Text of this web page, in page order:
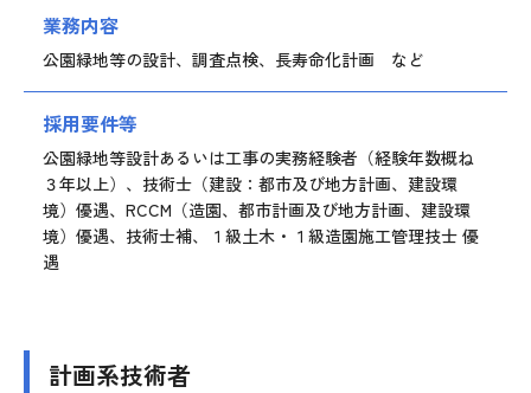
業務内容
公園緑地等の設計、調査点検、長寿命化計画 など
採用要件等
公園緑地等設計あるいは工事の実務経験者（経験年数概ね
３年以上）、技術士（建設：都市及び地方計画、建設環
境）優遇、RCCM（造園、都市計画及び地方計画、建設環
境）優遇、技術士補、１級土木・１級造園施工管理技士 優
遇
計画系技術者